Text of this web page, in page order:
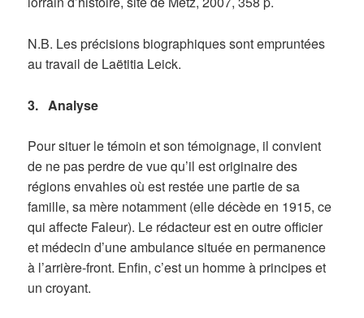
N.B. Les précisions biographiques sont empruntées
au travail de Laëtitia Leick.
3. Analyse
Pour situer le témoin et son témoignage, il convient
de ne pas perdre de vue qu’il est originaire des
régions envahies où est restée une partie de sa
famille, sa mère notamment (elle décède en 1915, ce
qui affecte Faleur). Le rédacteur est en outre officier
et médecin d’une ambulance située en permanence
à l’arrière-front. Enfin, c’est un homme à principes et
un croyant.